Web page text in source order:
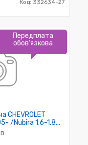
Код: 332634-27
CHEVROLET
/Nubira 1.6-1.8
Передплата
обов'язкова